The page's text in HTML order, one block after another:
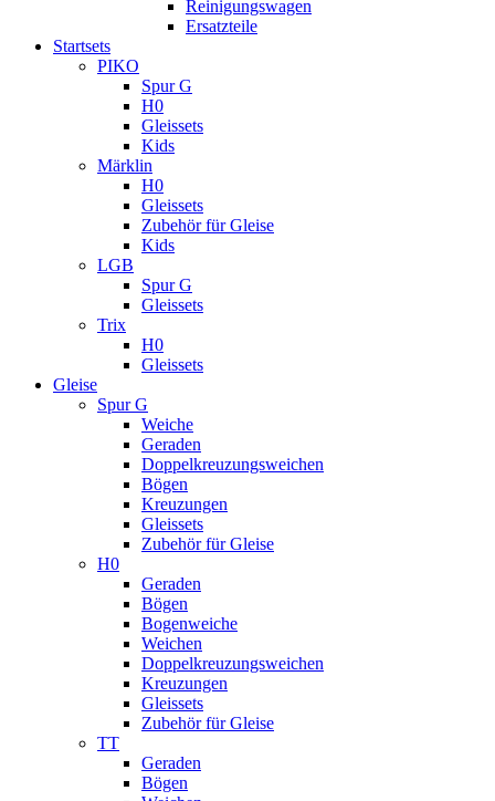
Reinigungswagen
Ersatzteile
Startsets
PIKO
Spur G
H0
Gleissets
Kids
Märklin
H0
Gleissets
Zubehör für Gleise
Kids
LGB
Spur G
Gleissets
Trix
H0
Gleissets
Gleise
Spur G
Weiche
Geraden
Doppelkreuzungsweichen
Bögen
Kreuzungen
Gleissets
Zubehör für Gleise
H0
Geraden
Bögen
Bogenweiche
Weichen
Doppelkreuzungsweichen
Kreuzungen
Gleissets
Zubehör für Gleise
TT
Geraden
Bögen